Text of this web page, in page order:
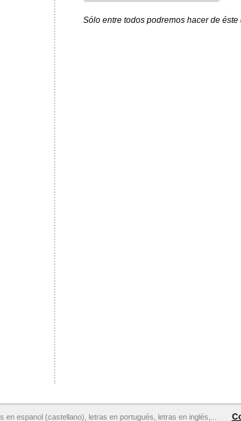
Sólo entre todos podremos hacer de éste
espanol (castellano), letras en portugués, letras en inglés,...